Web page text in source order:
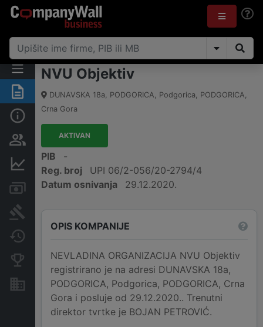
Sažetak
Osobe i vlasništvo
Računi i blokade
Arhiva sudskih objava
Konkurentne kompanije
Nekretnine i imovina
NVU Objektiv
DUNAVSKA 18a, PODGORICA, Podgorica, PODGORICA,
Crna Gora
AKTIVAN
PIB
-
Reg. broj
UPI 06/2-056/20-2794/4
Datum osnivanja
29.12.2020.
OPIS KOMPANIJE
NEVLADINA ORGANIZACIJA NVU Objektiv
registrirano je na adresi DUNAVSKA 18a,
PODGORICA, Podgorica, PODGORICA, Crna
Gora i posluje od 29.12.2020.. Trenutni
direktor tvrtke je BOJAN PETROVIĆ.